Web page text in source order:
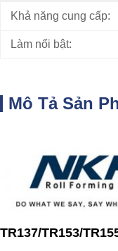
Khả năng cung cấp:
Làm nổi bật:
Mô Tả Sản
TR137/TR153/